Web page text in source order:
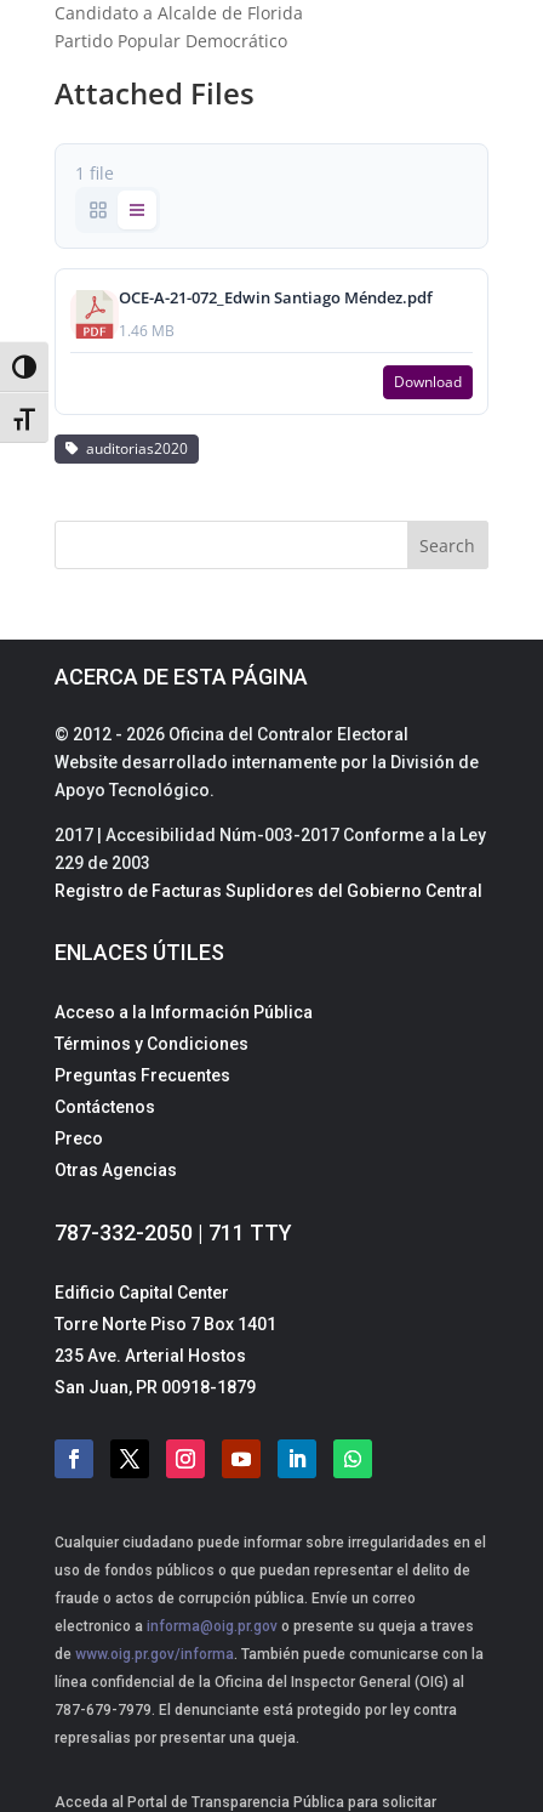
Toggle High Contrast
Toggle Font size
Candidato a Alcalde de Florida
Partido Popular Democrático
Attached Files
1 file
OCE-A-21-072_Edwin Santiago Méndez.pdf
1.46 MB
Download
auditorias2020
ACERCA DE ESTA PÁGINA
© 2012 - 2026 Oficina del Contralor Electoral
Website desarrollado internamente por la División de
Apoyo Tecnológico.
2017 | Accesibilidad Núm-003-2017 Conforme a la Ley
229 de 2003
Registro de Facturas Suplidores del Gobierno Central
ENLACES ÚTILES
Acceso a la Información Pública
Términos y Condiciones
Preguntas Frecuentes
Contáctenos
Preco
Otras Agencias
787-332-2050 | 711 TTY
Edificio Capital Center
Torre Norte Piso 7 Box 1401
235 Ave. Arterial Hostos
San Juan, PR 00918-1879
Cualquier ciudadano puede informar sobre irregularidades en el
uso de fondos públicos o que puedan representar el delito de
fraude o actos de corrupción pública. Envíe un correo
electronico a informa@oig.pr.govo presente su queja a traves
dewww.oig.pr.gov/informa. También puede comunicarse con la
línea confidencial de la Oficina del Inspector General (OIG) al
787-679-7979. El denunciante está protegido por ley contra
represalias por presentar una queja.
Acceda al Portal de Transparencia Pública para solicitar